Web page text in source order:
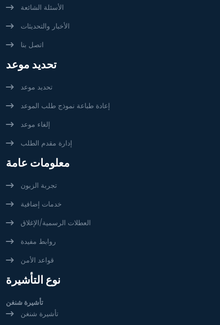
الأسئلة الشائعة
الأخبار والتحديثات
اتصل بنا
تحديد موعد
تحديد موعد
إعادة طباعة نموذج طلب الموعد
إلغاء موعد
إدارة مقدم الطلب
معلومات عامة
تجربة الزبون
خدمات إضافية
العطلات الرسمية/الإغلاق
روابط مفيدة
قواعد الأمن
نوع التأشيرة
تأشيرة شنغن
تأشيرة شنغن